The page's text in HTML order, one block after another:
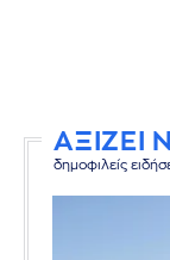
ΑΞΙΖΕΙ
δημοφιλείς